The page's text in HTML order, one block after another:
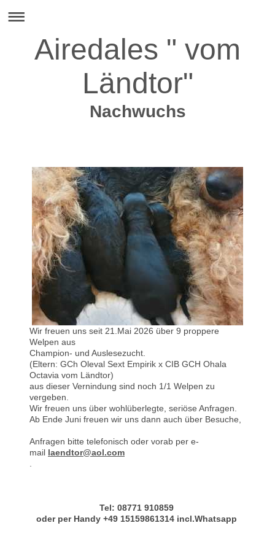
Airedales " vom
Ländtor"
Nachwuchs
Wir freuen uns seit 21.Mai 2026 über 9 proppere
Welpen aus
Champion- und Auslesezucht.
(Eltern: GCh Oleval Sext Empirik x CIB GCH Ohala
Octavia vom Ländtor)
aus dieser Vernindung sind noch 1/1 Welpen zu
vergeben.
Wir freuen uns über wohlüberlegte, seriöse Anfragen.
Ab Ende Juni freuen wir uns dann auch über Besuche,
Anfragen bitte telefonisch oder vorab per e-
mail laendtor@aol.com
Tel: 08771 910859
oder per Handy +49 15159861314 incl.Whatsapp